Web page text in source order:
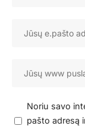
Noriu savo
pašto adresą